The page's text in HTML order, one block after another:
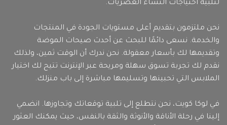
لتلبية احتياجات النساء العصريات.
نحن ملتزمون بتقديم أعلى مستويات الجودة في المنتجات
والخدمة. نسعى دائمًا للبحث عن أحدث صيحات الموضة
وتقديمها لك بأسعار معقولة. نحن ندرك أن الوقت ثمين، ولذلك
نقدم لك تجربة تسوق سهلة ومريحة عبر الإنترنت تتيح لك اختيار
الملابس التي تحبينها وتسليمها مباشرة إلى باب منزلك.
في لوكا كويت، نحن نتطلع إلى تلبية توقعاتك وتجاوزها. انضمي
إلينا في رحلة الأناقة والأنوثة والثقة بالنفس، حيث يمكنك العثور